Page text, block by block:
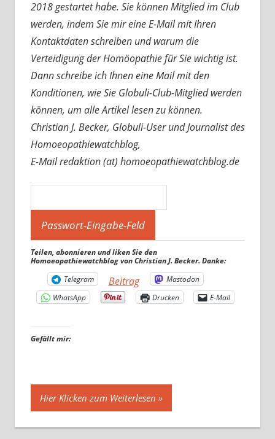
2018 gestartet habe. Sie können Mitglied im Club
werden, indem Sie mir eine E-Mail mit Ihren
Kontaktdaten schreiben und warum die
Verteidigung der Homöopathie für Sie wichtig ist.
Dann schreibe ich Ihnen eine Mail mit den
Konditionen, wie Sie Globuli-Club-Mitglied werden
können, um alle Artikel lesen zu können.
Christian J. Becker, Globuli-User und Journalist des
Homoeopathiewatchblog,
E-Mail redaktion (at) homoeopathiewatchblog.de
Teilen, abonnieren und liken Sie den
Homoeopathiewatchblog von Christian J. Becker. Danke:
Telegram
Beitrag
Mastodon
WhatsApp
Drucken E-Mail
Gefällt mir:
Hier Klicken zum Weiterlesen